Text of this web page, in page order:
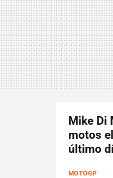
Mike Di
motos
último
MOTOGP